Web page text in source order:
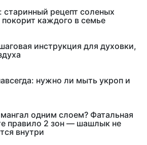
старинный рецепт соленых
каждого в семье
инструкция для духовки,
нужно ли мыть укроп и
одним слоем? Фатальная
правило 2 зон — шашлык не
внутри